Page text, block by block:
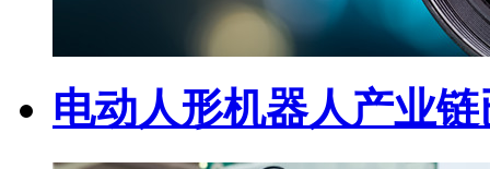
电动人形机器人产业